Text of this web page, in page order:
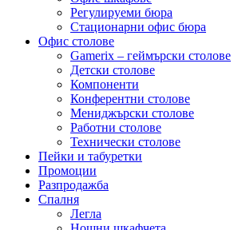
Регулируеми бюра
Стационарни офис бюра
Офис столове
Gamerix – геймърски столове
Детски столове
Компоненти
Конферентни столове
Мениджърски столове
Работни столове
Технически столове
Пейки и табуретки
Промоции
Разпродажба
Спалня
Легла